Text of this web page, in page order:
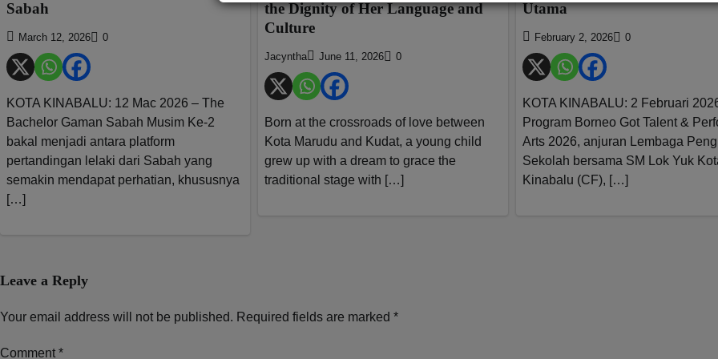
Sabah
March 12, 2026 0
KOTA KINABALU: 12 Mac 2026 – The
Bachelor Gaman Sabah Musim Ke-2
bakal menjadi antara platform
pertandingan lelaki dari Sabah yang
semakin mendapat perhatian, khususnya
[…]
the Dignity of Her Language and
Culture
Jacyntha June 11, 2026 0
Born at the crossroads of love between
Kota Marudu and Kudat, a young child
grew up with a dream to grace the
traditional stage with […]
Utama
February 2, 2026 0
KOTA KINABALU: 2 Februari
Program Borneo Got Talent &
Arts 2026, anjuran Lembaga
Sekolah bersama SM Lok Yuk
Kinabalu (CF), […]
Leave a Reply
Your email address will not be published. Required fields are marked *
Comment*